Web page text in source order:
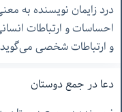
درد زایمان نویسنده به
احساسات و ارتباطات
و ارتباطات شخصی
دعا در جمع دوستان